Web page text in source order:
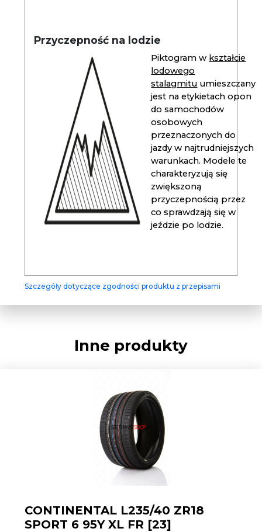
Przyczepność na lodzie
Piktogram w kształcie
lodowego
stalagmitu umieszczany
jest na etykietach opon
do samochodów
osobowych
przeznaczonych do
jazdy w najtrudniejszych
warunkach. Modele te
charakteryzują się
zwiększoną
przyczepnością przez
co sprawdzają się w
jeździe po lodzie.
Szczegóły dotyczące zgodności produktu z przepisami
Inne produkty
CONTINENTAL L235/40 ZR18
SPORT 6 95Y XL FR [23]